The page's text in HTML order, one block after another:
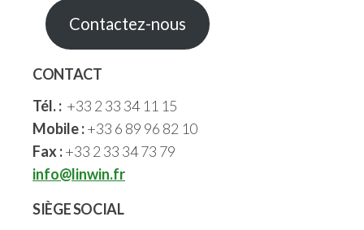
Contactez-nous
CONTACT
Tél. : +33 2 33 34 11 15
Mobile :+33 6 89 96 82 10
Fax :+33 2 33 34 73 79
info@linwin.fr
SIÈGE SOCIAL